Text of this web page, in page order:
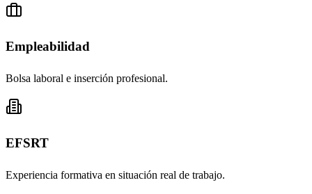
Empleabilidad
Bolsa laboral e inserción profesional.
EFSRT
Experiencia formativa en situación real de trabajo.